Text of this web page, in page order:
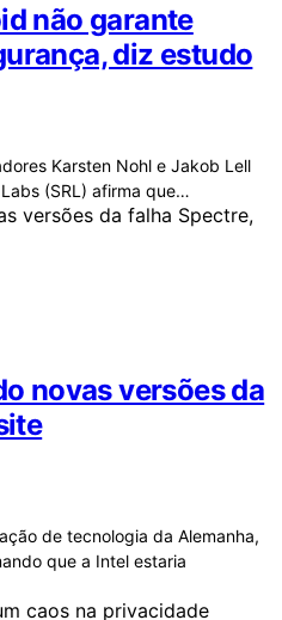
não garante
diz estudo
Karsten Nohl e Jakob Lell
(SRL) afirma que…
novas versões da
de tecnologia da Alemanha,
que a Intel estaria